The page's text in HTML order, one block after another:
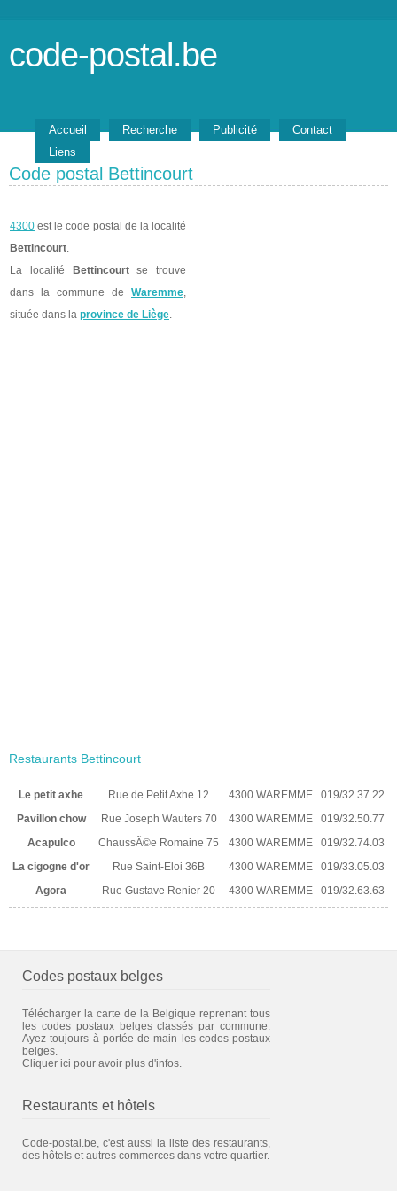
code-postal.be
Accueil Recherche Publicité
Contact
Liens
Code postal Bettincourt
4300 est le code postal de la localité
Bettincourt.
La localité
Bettincourtse trouve
dans la commune de Waremme,
située dans la province de Liège.
Restaurants Bettincourt
Le petit axhe Rue de Petit Axhe 12 4300 WAREMME
019/32.37.22
Pavillon chow
Rue Joseph Wauters 70 4300 WAREMME
019/32.50.77
Acapulco
ChaussÃ©e Romaine 75 4300 WAREMME
019/32.74.03
La cigogne d'or
Rue Saint-Eloi 36B 4300 WAREMME
019/33.05.03
Agora
Rue Gustave Renier 20 4300 WAREMME 019/32.63.63
Codes postaux belges
Télécharger la carte de la Belgique reprenant tous
les codes postaux belges classés par commune.
Ayez toujours à portée de main les codes postaux
belges.
Cliquer ici pour avoir plus d'infos.
Restaurants et hôtels
Code-postal.be, c'est aussi la liste des restaurants,
des hôtels et autres commerces dans votre quartier.